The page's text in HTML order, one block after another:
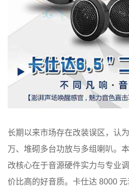
长期以来市场存在改装误区，认
万、堆砌多台功放与多组喇叭。
改核心在于音源硬件实力与专业
价比高的好音质。卡仕达 8000